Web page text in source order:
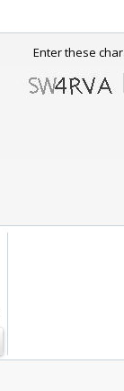
Enter these